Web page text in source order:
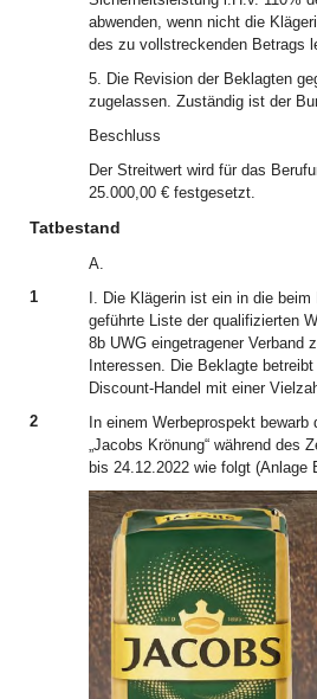
abwenden, wenn nicht die
des zu vollstreckenden Betrags
5. Die Revision der Beklagten
zugelassen. Zuständig ist der
Beschluss
Der Streitwert wird für das
25.000,00 € festgesetzt.
Tatbestand
A.
1
I. Die Klägerin ist ein in die
geführte Liste der qualifizierten
8b UWG eingetragener Verband
Interessen. Die Beklagte
Discount-Handel mit einer
2
In einem Werbeprospekt
„Jacobs Krönung“ während des
bis 24.12.2022 wie folgt (Anlage